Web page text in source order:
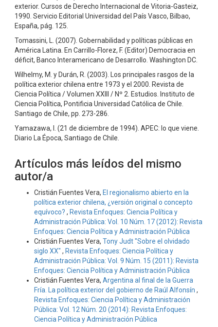
exterior. Cursos de Derecho Internacional de Vitoria-Gasteiz,
1990. Servicio Editorial Universidad del País Vasco, Bilbao,
España, pág. 125.
Tomassini, L. (2007). Gobernabilidad y políticas públicas en
América Latina. En Carrillo-Florez, F. (Editor) Democracia en
déficit, Banco Interamericano de Desarrollo. Washington DC.
Wilhelmy, M. y Durán, R. (2003). Los principales rasgos de la
política exterior chilena entre 1973 y el 2000. Revista de
Ciencia Política / Volumen XXIII / Nº 2. Estudios. Instituto de
Ciencia Política, Pontificia Universidad Católica de Chile.
Santiago de Chile, pp. 273-286.
Yamazawa, I. (21 de diciembre de 1994). APEC: lo que viene.
Diario La Época, Santiago de Chile.
Artículos más leídos del mismo
autor/a
Cristián Fuentes Vera, El regionalismo abierto en la
política exterior chilena, ¿versión original o concepto
equívoco? , Revista Enfoques: Ciencia Política y
Administración Pública: Vol. 10 Núm. 17 (2012): Revista
Enfoques: Ciencia Política y Administración Pública
Cristián Fuentes Vera, Tony Judt "Sobre el olvidado
siglo XX" , Revista Enfoques: Ciencia Política y
Administración Pública: Vol. 9 Núm. 15 (2011): Revista
Enfoques: Ciencia Política y Administración Pública
Cristián Fuentes Vera, Argentina al final de la Guerra
Fría. La política exterior del gobierno de Raúl Alfonsín ,
Revista Enfoques: Ciencia Política y Administración
Pública: Vol. 12 Núm. 20 (2014): Revista Enfoques:
Ciencia Política y Administración Pública